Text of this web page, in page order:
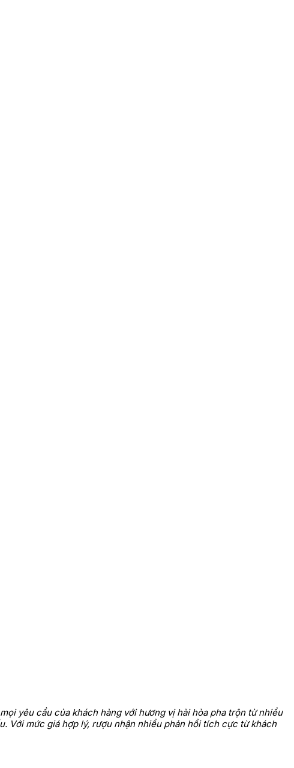
yêu cầu của khách hàng với hương vị hài hòa pha trộn từ nhiều
Với mức giá hợp lý, rượu nhận nhiều phản hồi tích cực từ khách